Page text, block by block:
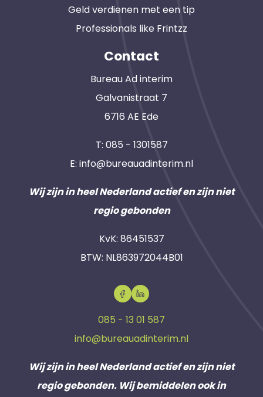
Geld verdienen met een tip
Professionals like Frintzz
Contact
Bureau Ad interim
Galvanistraat 7
6716 AE Ede
T: 085 - 1301587
E: info@bureauadinterim.nl
Wij zijn in heel Nederland actief en zijn niet
regio gebonden
KvK: 86451537
BTW: NL863972044B01
085 - 13 01 587
info@bureauadinterim.nl
Wij zijn in heel Nederland actief en zijn niet
regio gebonden. Wij bemiddelen ook in